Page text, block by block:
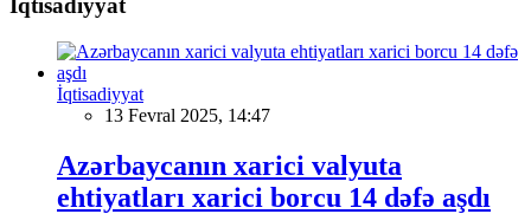
İqtisadiyyat
İqtisadiyyat
13 Fevral 2025, 14:47
Azərbaycanın xarici valyuta
ehtiyatları xarici borcu 14 dəfə aşdı